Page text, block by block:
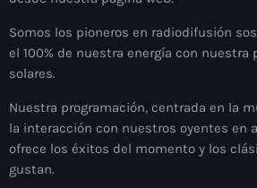
Somos los pioneros en radiodifusión
el 100% de nuestra energía con nuestra
solares.
Nuestra programación, centrada en la
la interacción con nuestros oyentes en
ofrece los éxitos del momento y los
gustan.